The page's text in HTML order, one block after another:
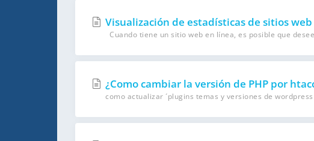
Visualización de estadísticas de sitios web
Cuando tiene un sitio web en línea, es posible que
¿Como cambiar la versión de PHP por
como actualizar ´plugins temas y versiones de